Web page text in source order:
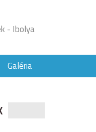
- Ibolya
Galéria